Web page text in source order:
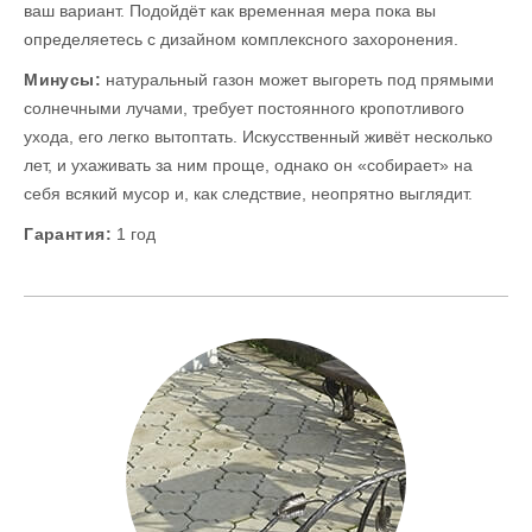
ваш вариант. Подойдёт как временная мера пока вы
определяетесь с дизайном комплексного захоронения.
Минусы: натуральный газон может выгореть под прямыми
солнечными лучами, требует постоянного кропотливого
ухода, его легко вытоптать. Искусственный живёт несколько
лет, и ухаживать за ним проще, однако он «собирает» на
себя всякий мусор и, как следствие, неопрятно выглядит.
Гарантия: 1 год